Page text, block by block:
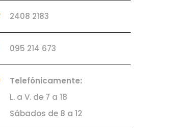
2408 2183
095 214 673
Telefónicamente:
L. a V. de 7 a 18
Sábados de 8 a 12